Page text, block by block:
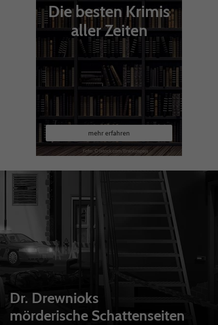
Die besten Krimis
aller Zeiten
mehr erfahren
Dr. Drewnioks
mörderische Schattenseiten